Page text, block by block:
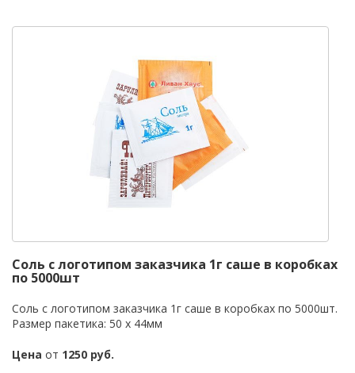
Соль с логотипом заказчика 1г саше в коробках
по 5000шт
Соль с логотипом заказчика 1г саше в коробках по 5000шт.
Размер пакетика: 50 х 44мм
Цена от 1250 руб.